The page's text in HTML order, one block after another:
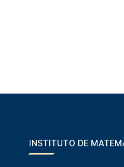
INSTITUTO DE